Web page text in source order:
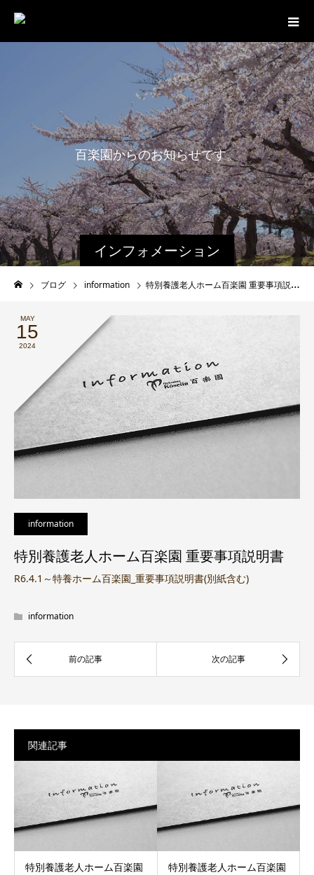
インフォメーション
百楽園からのお知らせです。
ブログ information 特別養護老人ホーム百楽園 重要事項説明書
MAY
15
2024
information
特別養護老人ホーム百楽園 重要事項説明書
R6.4.1～特養ホーム百楽園_重要事項説明書(別紙含む)
information
関連記事
特別養護老人ホーム百楽園
特別養護老人ホーム百楽園